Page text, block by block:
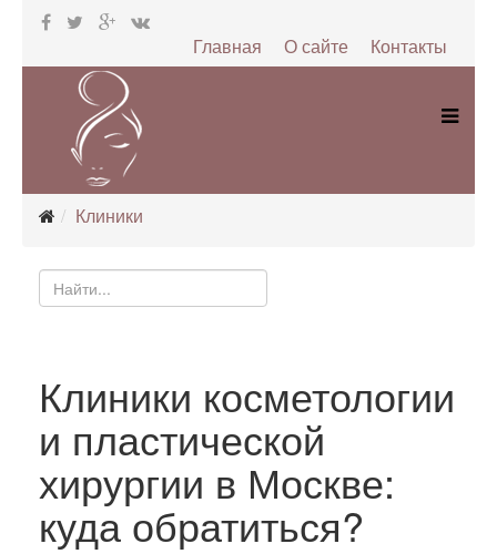
Контакты
О сайте
Главная
Клиники
Клиники косметологии
и пластической
хирургии в Москве:
куда обратиться?